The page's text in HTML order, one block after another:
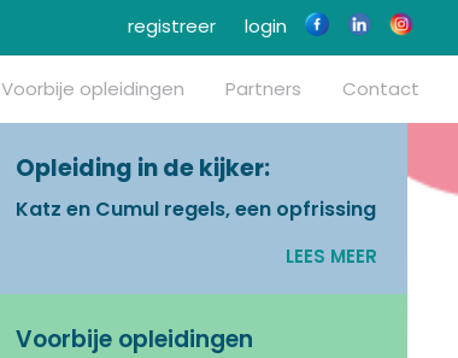
login
registreer
Voorbije opleidingen Partners Contact
Opleiding in de kijker:
Katz en Cumul regels, een opfrissing
LEES MEER
Voorbije opleidingen